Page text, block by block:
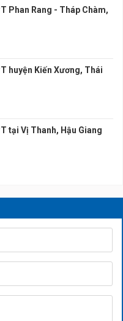
Phan Rang - Tháp Chàm,
huyện Kiến Xương, Thái
tại Vị Thanh, Hậu Giang